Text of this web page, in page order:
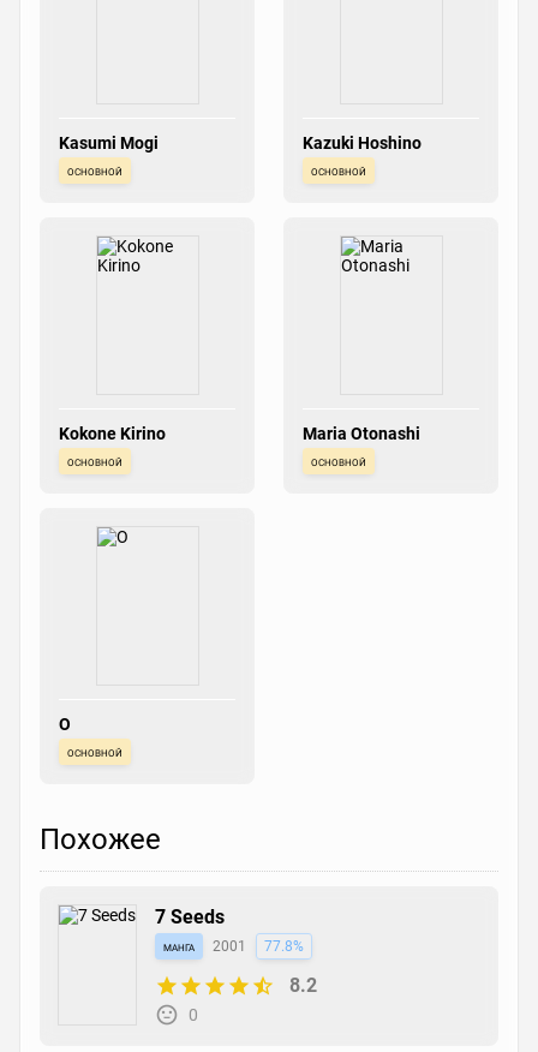
Kasumi Mogi
основной
Kazuki Hoshino
основной
Kokone Kirino
основной
Maria Otonashi
основной
O
основной
Похожее
7 Seeds
манга 2001 77.8%
8.2
0